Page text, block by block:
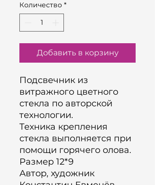
Количество *
Добавить в корзину
Подсвечник из
витражного цветного
стекла по авторской
технологии.
Техника крепления
стекла выполняется при
помощи горячего олова.
Размер 12*9
Автор, художник